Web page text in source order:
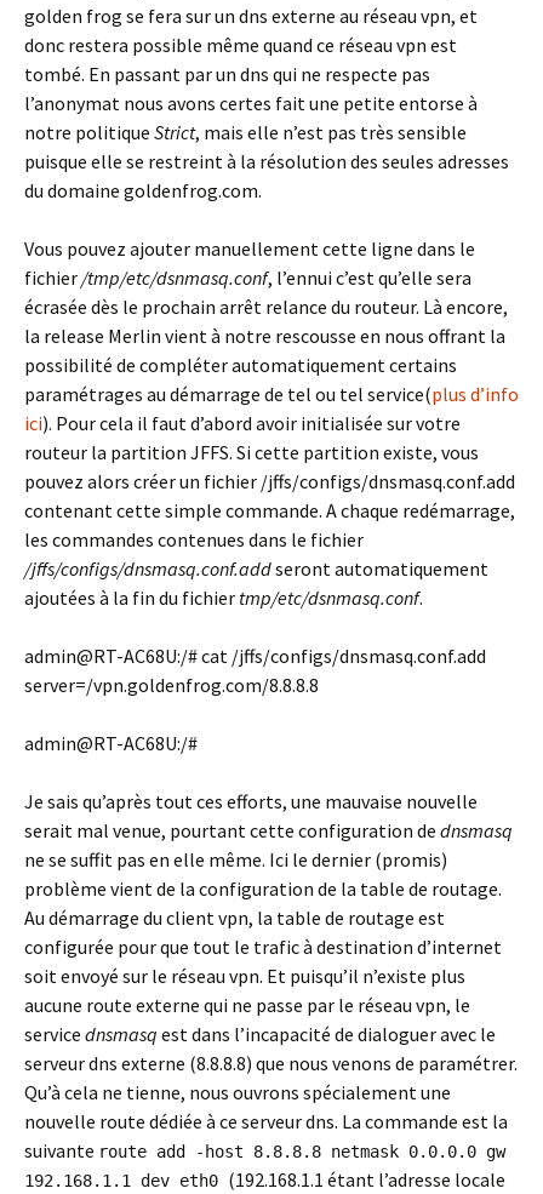
golden frog se fera sur un dns externe au réseau vpn, et
donc restera possible même quand ce réseau vpn est
tombé. En passant par un dns qui ne respecte pas
l’anonymat nous avons certes fait une petite entorse à
notre politique Strict, mais elle n’est pas très sensible
puisque elle se restreint à la résolution des seules adresses
du domaine goldenfrog.com.
Vous pouvez ajouter manuellement cette ligne dans le
fichier /tmp/etc/dsnmasq.conf, l’ennui c’est qu’elle sera
écrasée dès le prochain arrêt relance du routeur. Là encore,
la release Merlin vient à notre rescousse en nous offrant la
possibilité de compléter automatiquement certains
paramétrages au démarrage de tel ou tel service(plus d’info
ici). Pour cela il faut d’abord avoir initialisée sur votre
routeur la partition JFFS. Si cette partition existe, vous
pouvez alors créer un fichier /jffs/configs/dnsmasq.conf.add
contenant cette simple commande. A chaque redémarrage,
les commandes contenues dans le fichier
/jffs/configs/dnsmasq.conf.addseront automatiquement
ajoutées à la fin du fichier tmp/etc/dsnmasq.conf.
admin@RT-AC68U:/# cat /jffs/configs/dnsmasq.conf.add
server=/vpn.goldenfrog.com/8.8.8.8
admin@RT-AC68U:/#
Je sais qu’après tout ces efforts, une mauvaise nouvelle
serait mal venue, pourtant cette configuration de dnsmasq
ne se suffit pas en elle même. Ici le dernier (promis)
problème vient de la configuration de la table de routage.
Au démarrage du client vpn, la table de routage est
configurée pour que tout le trafic à destination d’internet
soit envoyé sur le réseau vpn. Et puisqu’il n’existe plus
aucune route externe qui ne passe par le réseau vpn, le
service dnsmasq est dans l’incapacité de dialoguer avec le
serveur dns externe (8.8.8.8) que nous venons de paramétrer.
Qu’à cela ne tienne, nous ouvrons spécialement une
nouvelle route dédiée à ce serveur dns. La commande est la
suivante route add -host 8.8.8.8 netmask 0.0.0.0 gw
192.168.1.1 dev eth0 (192.168.1.1 étant l’adresse locale